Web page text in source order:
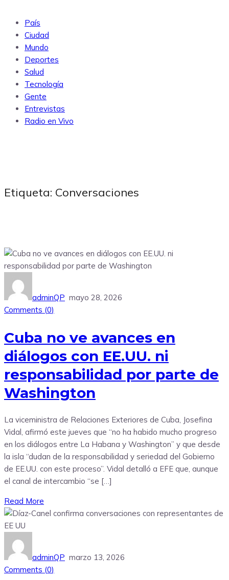
País
Ciudad
Mundo
Deportes
Salud
Tecnología
Gente
Entrevistas
Radio en Vivo
Etiqueta: Conversaciones
adminQP mayo 28, 2026
Comments (0)
Cuba no ve avances en
diálogos con EE.UU. ni
responsabilidad por parte de
Washington
La viceministra de Relaciones Exteriores de Cuba, Josefina
Vidal, afirmó este jueves que “no ha habido mucho progreso
en los diálogos entre La Habana y Washington” y que desde
la isla “dudan de la responsabilidad y seriedad del Gobierno
de EE.UU. con este proceso”. Vidal detalló a EFE que, aunque
el canal de intercambio “se […]
Read More
adminQP marzo 13, 2026
Comments (0)